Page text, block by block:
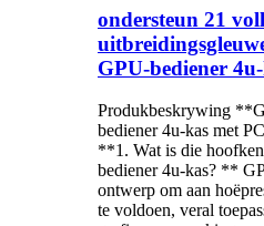
ondersteun 21
GPU-bediener
Produkbeskrywing
bediener 4u-kas met
**1. Wat is die
bediener 4u-kas? **
ontwerp om aan
te voldoen, veral